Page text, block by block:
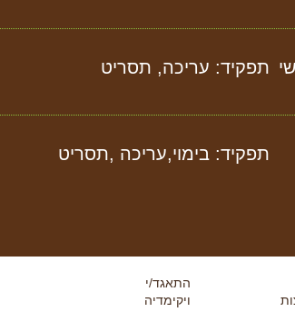
תפקיד: עריכה, תסריט
תפקיד: בימוי,עריכה ,תסריט
התאגד/י
ויקימדיה